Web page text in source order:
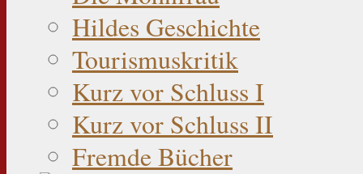
Hildes Geschichte
Tourismuskritik
Kurz vor Schluss I
Kurz vor Schluss II
Fremde Bücher